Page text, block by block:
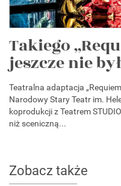
Takiego
jeszcze nie
Teatralna adaptacja
Narodowy Stary Teatr im.
koprodukcji z Teatrem
niż sceniczną...
Zobacz także